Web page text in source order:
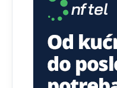
Uvođenje pravila da
(krstića) kružić ispred
obojiti (popuniti)
zahtjeva optičkih
Анонимно2818605 јуче